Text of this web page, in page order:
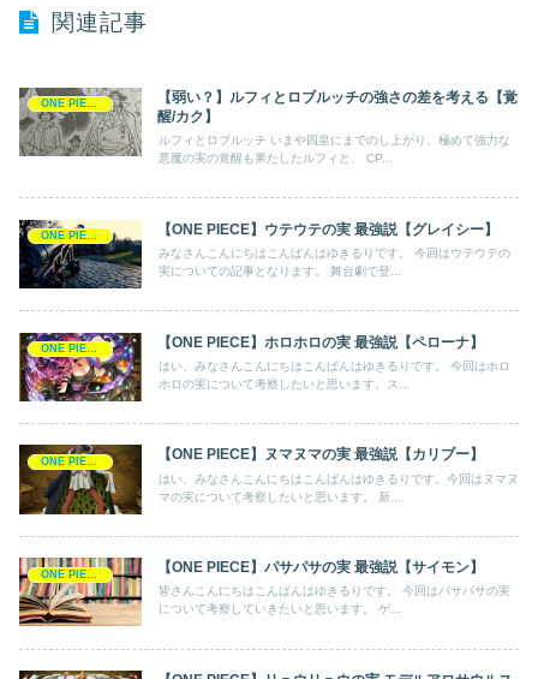
関連記事
ONE PIECE
【弱い？】ルフィとロブルッチの強さの差を考える【覚
醒/カク】
ルフィとロブルッチ いまや四皇にまでのし上がり、極めて強力な
悪魔の実の覚醒も果たしたルフィと、 CP...
【ONE PIECE】ウテウテの実 最強説【グレイシー】
みなさんこんにちはこんばんはゆきるりです。 今回はウテウテの
実についての記事となります。 舞台劇で登...
【ONE PIECE】ホロホロの実 最強説【ペローナ】
はい、みなさんこんにちはこんばんはゆきるりです。 今回はホロ
ホロの実について考察したいと思います。ス...
【ONE PIECE】ヌマヌマの実 最強説【カリブー】
はい、みなさんこんにちはこんばんはゆきるりです。今回はヌマヌ
マの実について考察したいと思います。 新...
【ONE PIECE】パサパサの実 最強説【サイモン】
皆さんこんにちはこんばんはゆきるりです。 今回はパサパサの実
について考察していきたいと思います。 ゲ...